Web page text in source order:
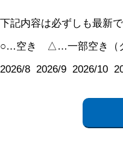
下記内容は必ずしも最新
○…空き △…一部空き（
2026/8 2026/9 2026/10